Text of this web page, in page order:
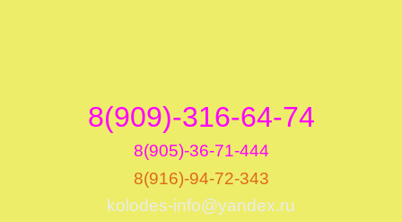
8(909)-316-64-74
8(905)-36-71-444
8(916)-94-72-343
kolodes-info@yandex.ru